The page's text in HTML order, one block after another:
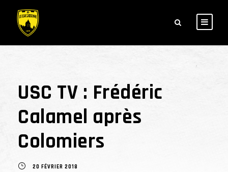
USC TV : Frédéric
Calamel après
Colomiers
20 FÉVRIER 2018